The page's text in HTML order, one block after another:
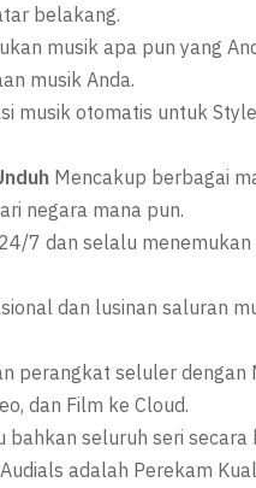
belakang.
musik apa pun yang
musik Anda.
musik otomatis untuk
Mencakup berbagai
negara mana pun.
7 dan selalu
dan lusinan saluran
perangkat seluler dengan
dan Film ke Cloud.
seluruh seri secara
adalah Perekam